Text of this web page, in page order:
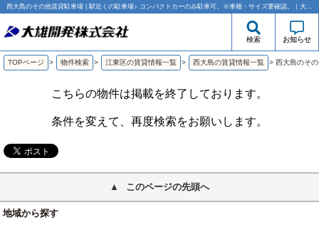
西大島のその他賃貸駐車場 | 駅近くの駐車場♪ コンパクトカーのみ駐車可。※車種・サイズ要確認。｜大雄開発株式会社
検索 お知らせ
TOPページ > 物件検索 > 江東区の賃貸情報一覧 > 西大島の賃貸情報一覧 > 西大島のそ
こちらの物件は掲載を終了しております。
条件を変えて、再度検索をお願いします。
このページの先頭へ
地域から探す